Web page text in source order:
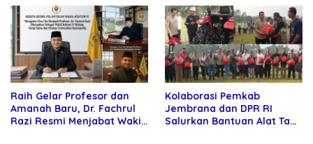
Raih Gelar Profesor dan
Amanah Baru, Dr. Fachrul
Razi Resmi Menjabat Wakil
Kolaborasi Pemkab
Jembrana dan DPR RI
Salurkan Bantuan Alat Tani